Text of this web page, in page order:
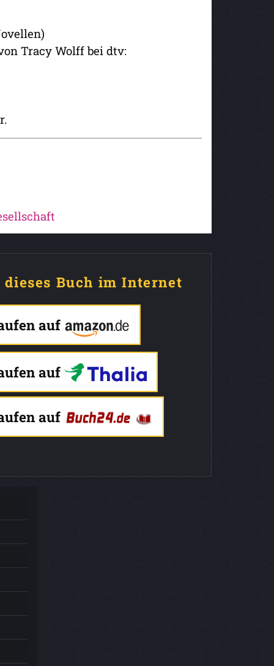
Tracy Wolff bei dtv:
dieses Buch im Internet
auf
auf
auf